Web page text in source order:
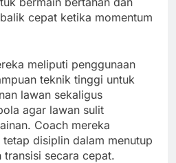
cepat ketika momentum
meliputi penggunaan
teknik tinggi untuk
lawan sekaligus
agar lawan sulit
Coach mereka
disiplin dalam menutup
transisi secara cepat.